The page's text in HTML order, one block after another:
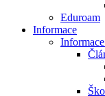
Eduroam
Informace